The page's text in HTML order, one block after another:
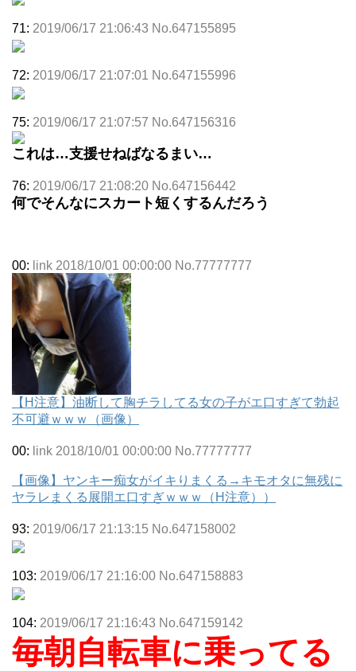
71: 2019/06/17 21:06:43 No.647155895
72: 2019/06/17 21:07:01 No.647155996
75: 2019/06/17 21:07:57 No.647156316
これは…支援せねばなるまい…
76: 2019/06/17 21:08:20 No.647156442
何でそんなにスカート短くするんだろう
00: link 2018/10/01 00:00:00 No.77777777
【H注意】油断して胸チラしてる女の子がエ口すぎて勃起
不可避ｗｗｗ（画像）
00: link 2018/10/01 00:00:00 No.77777777
【画像】ヤンキー痴女がイキりまくる→キモオタに無残に
ヤラレまくる展開エ口すぎｗｗｗ（H注意））
93: 2019/06/17 21:13:15 No.647158002
103: 2019/06/17 21:16:00 No.647158883
104: 2019/06/17 21:16:43 No.647159142
毎朝自転車に乗ってる